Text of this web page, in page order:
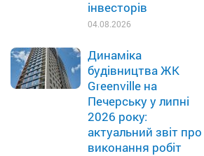
інвесторів
04.08.2026
Динаміка
будівництва ЖК
Greenville на
Печерську у липні
2026 року:
актуальний звіт про
виконання робіт